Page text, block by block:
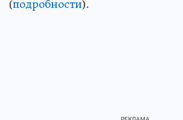
(подробности).